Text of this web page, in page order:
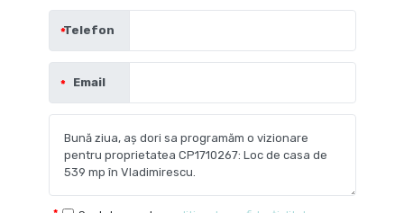
Telefon
Email